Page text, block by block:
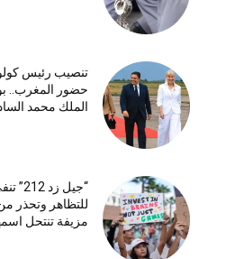
تنصيب رئيس
حضور المغرب..
الملك محمد
“جيل
للتظاهر وتحذر
مزيفة تنتحل